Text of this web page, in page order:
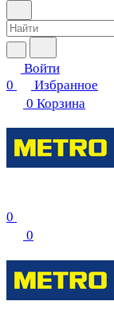
Войти
0
Избранное
0 Корзина
0
0